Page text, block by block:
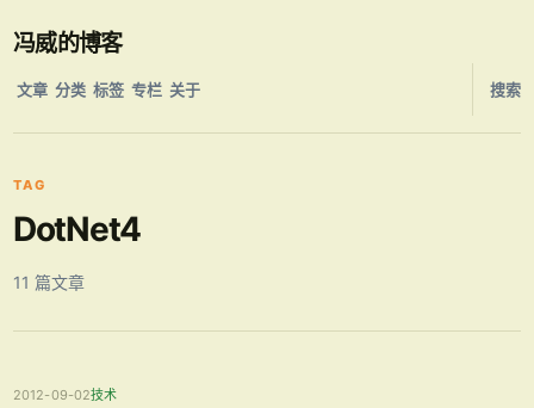
冯威的博客
文章 分类 标签 专栏 关于 搜索
TAG
DotNet4
11 篇文章
2012-09-02技术